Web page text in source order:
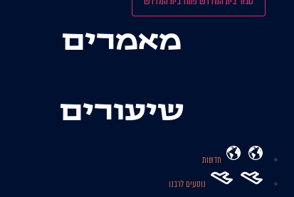
מאמרים
שיעורים
חדשות
נוסעים לרבנו